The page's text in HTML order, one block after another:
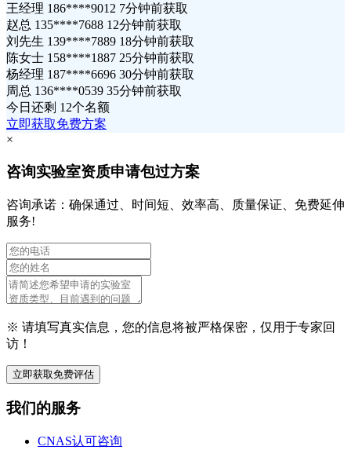
王经理 186****9012 7分钟前获取
赵总 135****7688 12分钟前获取
刘先生 139****7889 18分钟前获取
陈女士 158****1887 25分钟前获取
杨经理 187****6696 30分钟前获取
周总 136****0539 35分钟前获取
今日还剩 12个名额
立即获取免费方案
×
咨询实验室资质申请包过方案
咨询承诺：确保通过、时间短、效率高、质量保证、免费延伸
服务!
※ 请填写真实信息，您的信息将被严格保密，仅用于专家回
访！
立即获取免费评估
我们的服务
CNAS认可咨询